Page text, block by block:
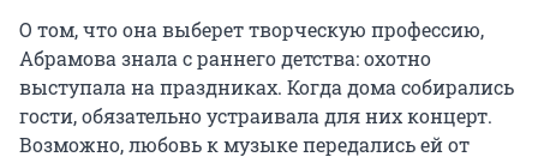
О том, что она выберет творческую профессию,
Абрамова знала с раннего детства: охотно
выступала на праздниках. Когда дома собирались
гости, обязательно устраивала для них концерт.
Возможно, любовь к музыке передались ей от